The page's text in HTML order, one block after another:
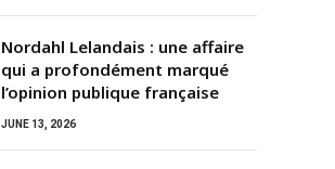
Nordahl Lelandais : une affaire
qui a profondément marqué
l’opinion publique française
JUNE 13, 2026